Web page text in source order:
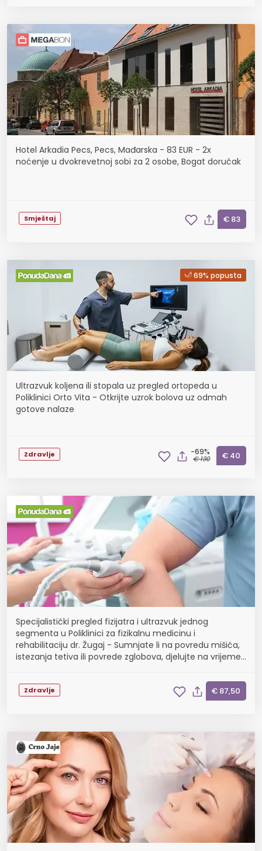
Hotel Arkadia Pecs, Pecs, Mađarska - 83 EUR - 2x
noćenje u dvokrevetnoj sobi za 2 osobe, Bogat doručak
Smještaj € 83
69% popusta
Ultrazvuk koljena ili stopala uz pregled ortopeda u
Poliklinici Orto Vita - Otkrijte uzrok bolova uz odmah
gotove nalaze
Zdravlje -69%
€ 130 € 40
Specijalistički pregled fizijatra i ultrazvuk jednog
segmenta u Poliklinici za fizikalnu medicinu i
rehabilitaciju dr. Žugaj - Sumnjate li na povredu mišića,
istezanja tetiva ili povrede zglobova, djelujte na vrijeme i
Zdravlje € 87,50